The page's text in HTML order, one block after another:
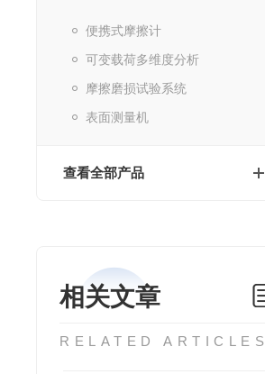
便携式摩擦计
可变载荷多维度分析
摩擦磨损试验系统
表面测量机
查看全部产品
相关文章
RELATED ARTICLES